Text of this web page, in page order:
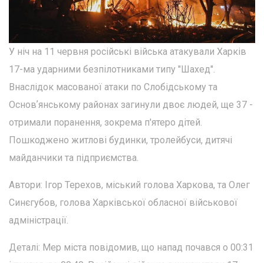
У ніч на 11 червня російські війська атакували Харків
17-ма ударними безпілотниками типу "Шахед".
Внаслідок масованої атаки по Слобідському та
Основʼянському районах загинули двоє людей, ще 37 -
отримали поранення, зокрема п'ятеро дітей.
Пошкоджено житлові будинки, тролейбуси, дитячі
майданчики та підприємства.
Автори: Ігор Терехов, міський голова Харкова, та Олег
Синєгубов, голова Харківської обласної військової
адміністрації.
Деталі: Мер міста повідомив, що напад почався о 00:31